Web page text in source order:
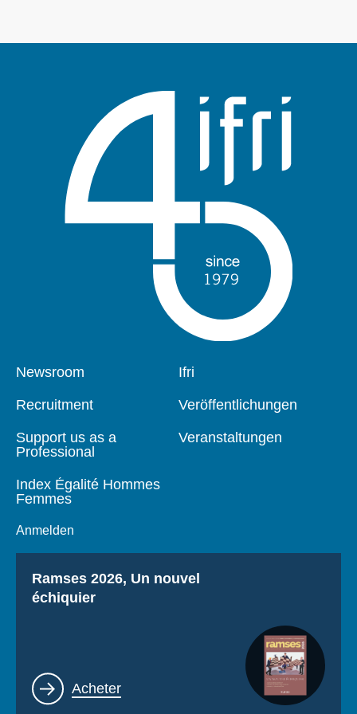
Unterstützen Sie uns
Pied
Newsroom
Recruitment
Support us as a
Professional
Index Égalité Hommes
Femmes
Anmelden
Navigation
Ifri
Veröffentlichungen
Veranstaltungen
Titre
Ramses 2026, Un nouvel
échiquier
Lien
Acheter